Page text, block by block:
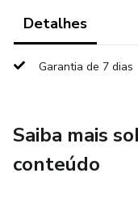
Detalhes
Garantia de 7 dias
Saiba mais
conteúdo